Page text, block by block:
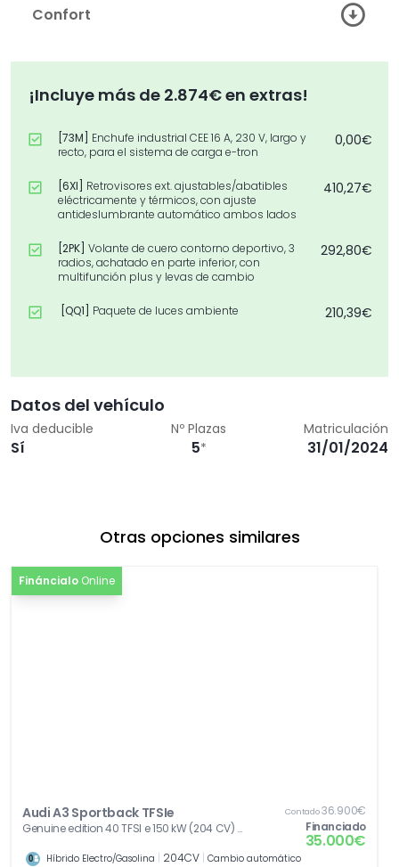
Confort
¡Incluye más de 2.874€ en extras!
[73M]
Enchufe industrial CEE 16 A, 230 V, largo y
recto, para el sistema de carga e-tron
0,00€
[6XI]
Retrovisores ext. ajustables/abatibles
eléctricamente y térmicos, con ajuste
antideslumbrante automático ambos lados
410,27€
[2PK] Volante de cuero contorno deportivo, 3
radios, achatado en parte inferior, con
multifunción plus y levas de cambio
292,80€
[QQ1] Paquete de luces ambiente 210,39€
[EA8]Extensión de garantía 3 años , máx. 100 000
km
0,00€
Datos del vehículo
Iva deducible
Sí
Nº Plazas
5*
Matriculación
31/01/2024
Otras opciones similares
Fináncialo Online
Audi A3 Sportback TFSIe
Genuine edition 40 TFSI e 150 kW (204 CV) S
Contado36.900€
Financiado
35.000€
Híbrido Electro/Gasolina 204CV Cambio automático